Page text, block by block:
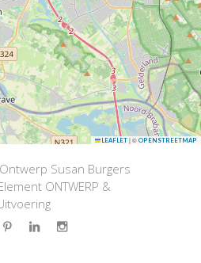
LEAFLET |© OPENSTREETMAP
Susan Burgers
ONTWERP &